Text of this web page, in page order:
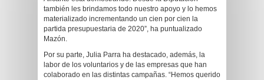
también les brindamos todo nuestro apoyo y lo hemos
materializado incrementando un cien por cien la
partida presupuestaria de 2020”, ha puntualizado
Mazón.
Por su parte, Julia Parra ha destacado, además, la
labor de los voluntarios y de las empresas que han
colaborado en las distintas campañas. “Hemos querido